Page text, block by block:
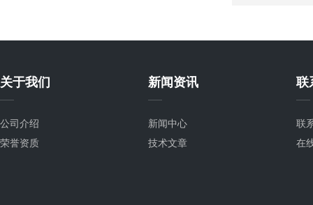
关于我们
公司介绍
荣誉资质
新闻资讯
新闻中心
技术文章
联
联
在